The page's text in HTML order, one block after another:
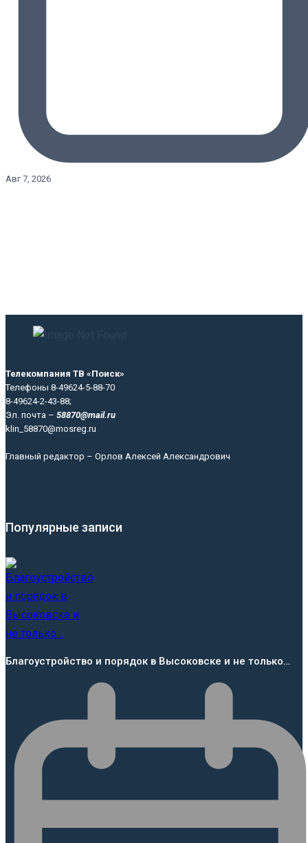
Авг 7, 2026
Телекомпания ТВ «Поиск»
Телефоны 8-49624-5-88-70
8-49624-2-43-88;
Эл. почта – 58870@mail.ru
klin_58870@mosreg.ru
Главный редактор – Орлов Алексей Александрович
Популярные записи
Благоустройство и порядок в Высоковске и не только…